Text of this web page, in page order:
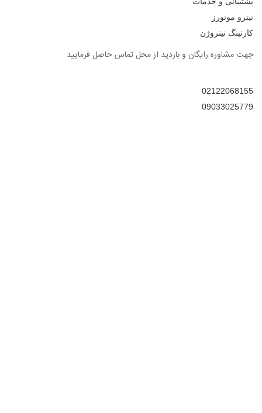
نیترو موتورز
کارتینگ نیتروژن
جهت مشاوره رایگان و بازدید از محل تماس حاصل فرمایید
02122068155
09033025779